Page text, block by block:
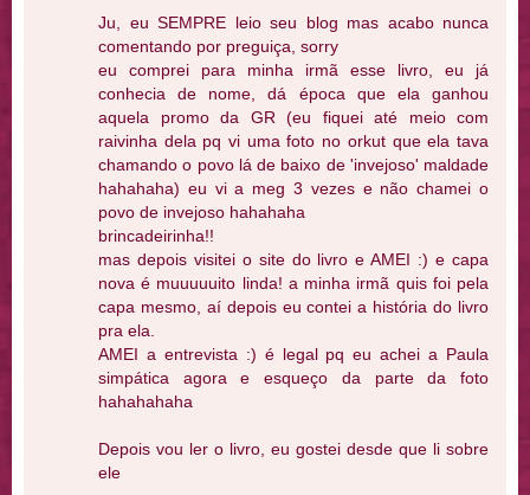
Ju, eu SEMPRE leio seu blog mas acabo nunca
comentando por preguiça, sorry
eu comprei para minha irmã esse livro, eu já
conhecia de nome, dá época que ela ganhou
aquela promo da GR (eu fiquei até meio com
raivinha dela pq vi uma foto no orkut que ela tava
chamando o povo lá de baixo de 'invejoso' maldade
hahahaha) eu vi a meg 3 vezes e não chamei o
povo de invejoso hahahaha
brincadeirinha!!
mas depois visitei o site do livro e AMEI :) e capa
nova é muuuuuito linda! a minha irmã quis foi pela
capa mesmo, aí depois eu contei a história do livro
pra ela.
AMEI a entrevista :) é legal pq eu achei a Paula
simpática agora e esqueço da parte da foto
hahahahaha
Depois vou ler o livro, eu gostei desde que li sobre
ele